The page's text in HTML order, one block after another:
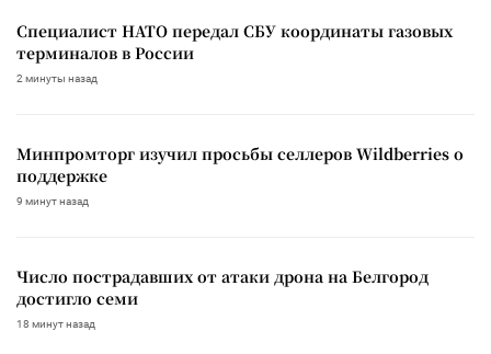
Специалист НАТО передал СБУ координаты газовых
терминалов в России
2 минуты назад
Минпромторг изучил просьбы селлеров Wildberries о
поддержке
9 минут назад
Число пострадавших от атаки дрона на Белгород
достигло семи
18 минут назад